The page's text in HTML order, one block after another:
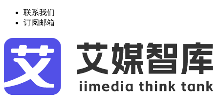
联系我们
订阅邮箱